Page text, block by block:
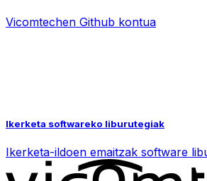
Vicomtechen Github kontua
Ikerketa softwareko liburutegiak
Ikerketa-ildoen emaitzak software